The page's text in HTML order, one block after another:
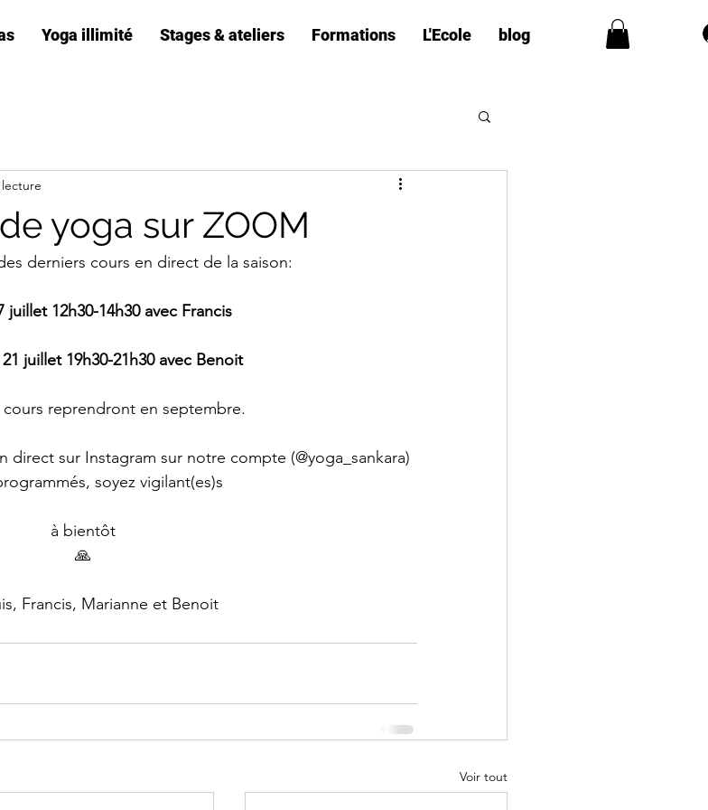
Yoga illimité Stages & ateliers Formations L'Ecole blog
yoga sur ZOOM
derniers cours en direct de la saison:
juillet 12h30-14h30 avec Francis
juillet 19h30-21h30 avec Benoit
cours reprendront en septembre.
sur Instagram sur notre compte (@yoga_sankara)
soyez vigilant(es)s
à bientôt
🙏
Francis, Marianne et Benoit
Voir tout